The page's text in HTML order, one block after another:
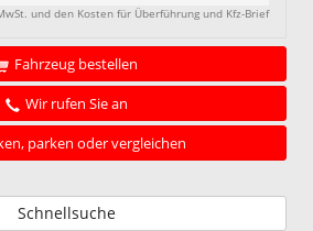
und den Kosten für Überführung und Kfz-Brief
Fahrzeug bestellen
Wir rufen Sie an
parken oder vergleichen
Schnellsuche